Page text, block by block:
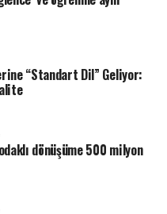
“Standart Dil” Geliyor:
dönüşüme 500 milyon